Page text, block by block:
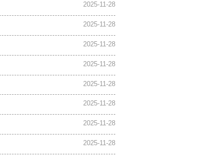
2025-11-28
2025-11-28
2025-11-28
2025-11-28
2025-11-28
2025-11-28
2025-11-28
2025-11-28